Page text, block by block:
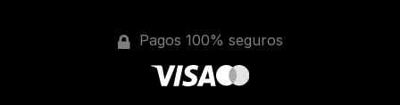
Pagos 100% seguros